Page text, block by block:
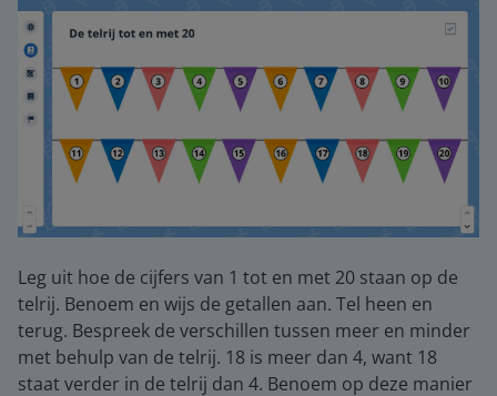
Leg uit hoe de cijfers van 1 tot en met 20 staan op de
telrij. Benoem en wijs de getallen aan. Tel heen en
terug. Bespreek de verschillen tussen meer en minder
met behulp van de telrij. 18 is meer dan 4, want 18
staat verder in de telrij dan 4. Benoem op deze manier